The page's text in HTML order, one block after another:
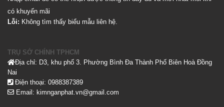
có khuyến mãi
Lỗi: Không tìm thấy biểu mẫu liên hệ.
TRỤ SỞ CHÍNH TPHCM
Địa chỉ: D3, khu phố 3. Phường Bình Đa Thành Phố Biên Hoà Đồng
Nai
Điện thoại: 0988387389
Email: kimnganphat.vn@gmail.com